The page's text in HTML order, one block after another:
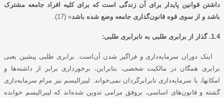
داشتن قوانین پایدار برای آن زندگی است که برای کلیه افراد جامعه مشترک
باشد و از سوی قوه قانون‌گذاری جامعه وضع شده باشد» (17).
1.4. گذار از برابری طلبی به نابرابری طلبی:
اینک دوران سرمایه‌داری و فراگیر شدن آن‌است. برابری طلبی پیشین یعنی
برابری همگان در مالکیت شخصی، بنابراین، برخورداری برابر از داشته‌ها و
امکانها، با سرمایه‌داری نابرابرگردان نمی‌خواند. لیبرالیسم نیز مرام سرمایه‌داری
گشته و قانون‌های اساسی، بروفق مرامی تدوین شده‌اند که لیبرالیسم خوانده